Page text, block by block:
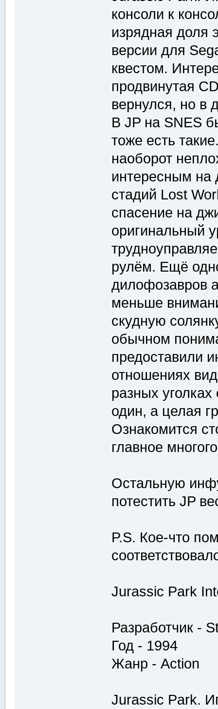
консоли к
изрядная доля
версии для
квестом.
продвинутая
вернулся, но в
В JP на SNES
тоже есть
наоборот
интересным на
стадий Lost
спасение на
оригинальный
рулём. Ещё
дилофозавров
меньше
скудную
обычном
предоставили
отношениях
разных
один, а целая
Ознакомится
главное
Остальную
потестить JP
P.S. Кое-что
Jurassic Park
Разработчик -
Год - 1994
Жанр - Action
Jurassic Park.